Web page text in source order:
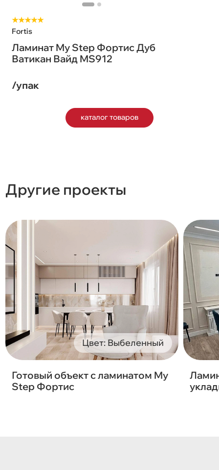
★★★★★
Fortis
Ламинат My Step Фортис Дуб
Ватикан Вайд MS912
/упак
каталог товаров
Другие проекты
Цвет: Выбеленный
Готовый объект с ламинатом My
Step Фортис